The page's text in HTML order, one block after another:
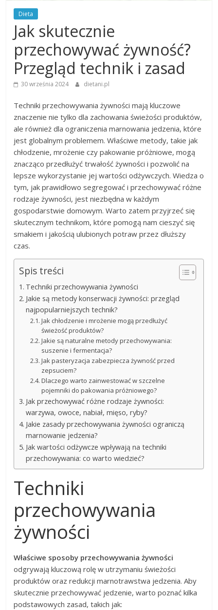
Dieta
Jak skutecznie
przechowywać żywność?
Przegląd technik i zasad
30 września 2024 dietani.pl
Techniki przechowywania żywności mają kluczowe
znaczenie nie tylko dla zachowania świeżości produktów,
ale również dla ograniczenia marnowania jedzenia, które
jest globalnym problemem. Właściwe metody, takie jak
chłodzenie, mrożenie czy pakowanie próżniowe, mogą
znacząco przedłużyć trwałość żywności i pozwolić na
lepsze wykorzystanie jej wartości odżywczych. Wiedza o
tym, jak prawidłowo segregować i przechowywać różne
rodzaje żywności, jest niezbędna w każdym
gospodarstwie domowym. Warto zatem przyjrzeć się
skutecznym technikom, które pomogą nam cieszyć się
smakiem i jakością ulubionych potraw przez dłuższy
czas.
Spis treści
Techniki przechowywania żywności
Jakie są metody konserwacji żywności: przegląd
najpopularniejszych technik?
Jak chłodzenie i mrożenie mogą przedłużyć
świeżość produktów?
Jakie są naturalne metody przechowywania:
suszenie i fermentacja?
Jak pasteryzacja zabezpiecza żywność przed
zepsuciem?
Dlaczego warto zainwestować w szczelne
pojemniki do pakowania próżniowego?
Jak przechowywać różne rodzaje żywności:
warzywa, owoce, nabiał, mięso, ryby?
Jakie zasady przechowywania żywności ograniczą
marnowanie jedzenia?
Jak wartości odżywcze wpływają na techniki
przechowywania: co warto wiedzieć?
Techniki
przechowywania
żywności
Właściwe sposoby przechowywania żywności
odgrywają kluczową rolę w utrzymaniu świeżości
produktów oraz redukcji marnotrawstwa jedzenia. Aby
skutecznie przechowywać jedzenie, warto poznać kilka
podstawowych zasad, takich jak: